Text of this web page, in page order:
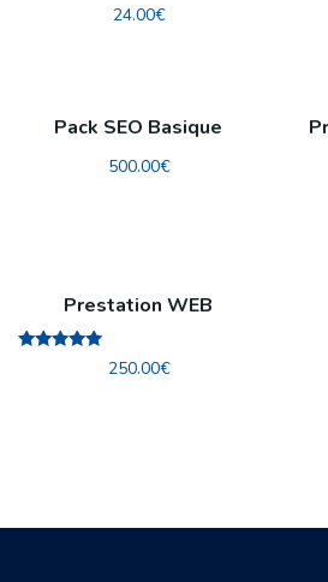
24.00€
Pack SEO Basique
500.00€
Prestation WEB
250.00€